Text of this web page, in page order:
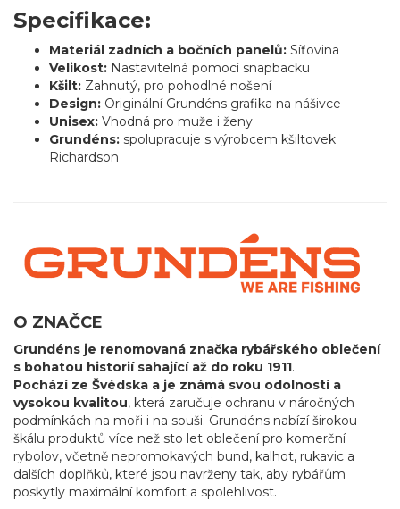
Specifikace:
Materiál zadních a bočních panelů: Síťovina
Velikost: Nastavitelná pomocí snapbacku
Kšilt: Zahnutý, pro pohodlné nošení
Design: Originální Grundéns grafika na nášivce
Unisex: Vhodná pro muže i ženy
Grundéns: spolupracuje s výrobcem kšiltovek
Richardson
O ZNAČCE
Grundéns je renomovaná značka rybářského oblečení
s bohatou historií sahající až do roku 1911.
Pochází ze Švédska a je známá svou odolností a
vysokou kvalitou, která zaručuje ochranu v náročných
podmínkách na moři i na souši. Grundéns nabízí širokou
škálu produktů více než sto let oblečení pro komerční
rybolov, včetně nepromokavých bund, kalhot, rukavic a
dalších doplňků, které jsou navrženy tak, aby rybářům
poskytly maximální komfort a spolehlivost.